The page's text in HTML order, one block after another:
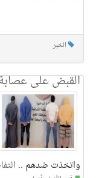
الخبر
القبض على
واتخذت ضدهم ..